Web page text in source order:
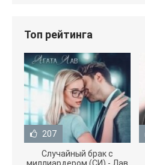
Топ рейтинга
207
Случайный брак с